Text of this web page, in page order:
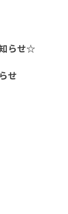
らせ☆
せ